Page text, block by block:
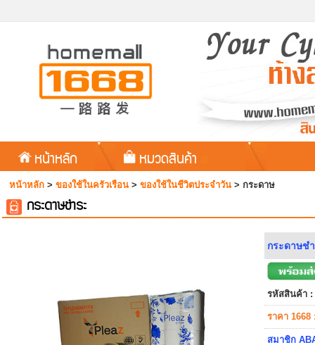
หน้าหลัก หมวดสินค้า
หน้าหลัก > ของใช้ในครัวเรือน > ของใช้ในชีวิตประจำวัน > กระดาษ
กระดาษชำระ
กระดาษช
รหัสสินค้า :
ราคา 1668
สมาชิก